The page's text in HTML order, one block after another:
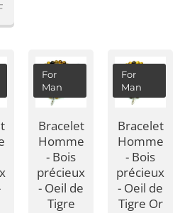
Bracelet
Homme
- Bois
précieux
- Oeil de
Tigre
For
Man
Bracelet
Homme
- Bois
précieux
- Oeil de
Tigre Or
For
Man